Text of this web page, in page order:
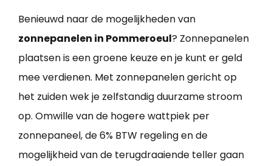
Benieuwd naar de mogelijkheden van
zonnepanelen in Pommeroeul? Zonnepanelen
plaatsen is een groene keuze en je kunt er geld
mee verdienen. Met zonnepanelen gericht op
het zuiden wek je zelfstandig duurzame stroom
op. Omwille van de hogere wattpiek per
zonnepaneel, de 6% BTW regeling en de
mogelijkheid van de terugdraaiende teller gaan